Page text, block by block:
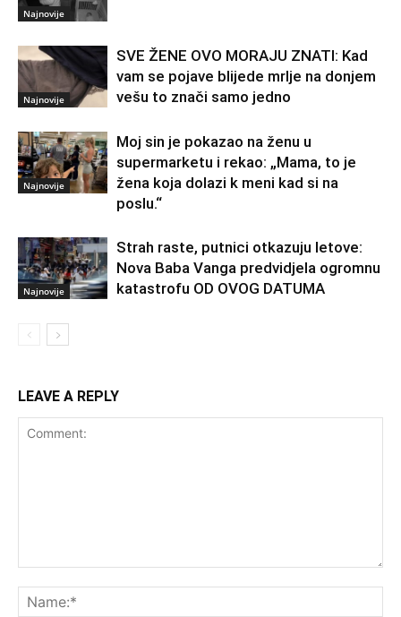
Najnovije
Najnovije
SVE ŽENE OVO MORAJU ZNATI: Kad
vam se pojave blijede mrlje na donjem
vešu to znači samo jedno
Najnovije
Moj sin je pokazao na ženu u
supermarketu i rekao: „Mama, to je
žena koja dolazi k meni kad si na
poslu.“
Najnovije
Strah raste, putnici otkazuju letove:
Nova Baba Vanga predvidjela ogromnu
katastrofu OD OVOG DATUMA
LEAVE A REPLY